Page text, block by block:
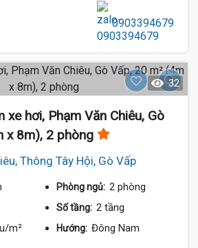
0903394679
32
xe hơi, Phạm Văn Chiêu, Gò
x 8m), 2 phòng
Thông Tây Hội, Gò Vấp
Phòng ngủ: 2 phòng
Số tầng: 2 tầng
m² Hướng: Đông Nam